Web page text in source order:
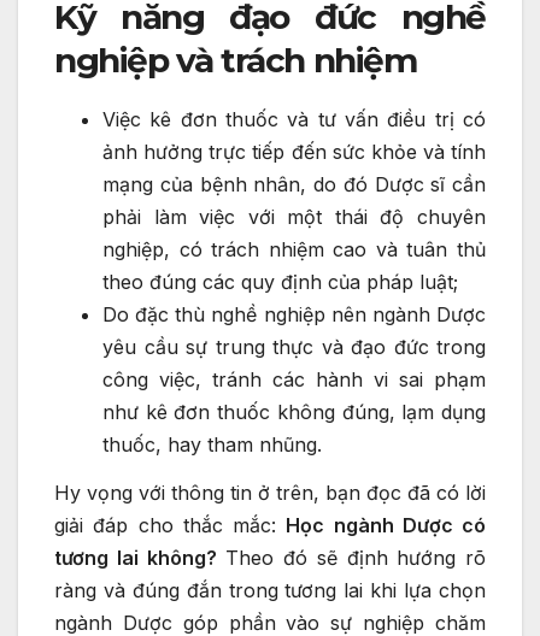
Kỹ năng đạo đức nghề
nghiệp và trách nhiệm
Việc kê đơn thuốc và tư vấn điều trị có
ảnh hưởng trực tiếp đến sức khỏe và tính
mạng của bệnh nhân, do đó Dược sĩ cần
phải làm việc với một thái độ chuyên
nghiệp, có trách nhiệm cao và tuân thủ
theo đúng các quy định của pháp luật;
Do đặc thù nghề nghiệp nên ngành Dược
yêu cầu sự trung thực và đạo đức trong
công việc, tránh các hành vi sai phạm
như kê đơn thuốc không đúng, lạm dụng
thuốc, hay tham nhũng.
Hy vọng với thông tin ở trên, bạn đọc đã có lời
giải đáp cho thắc mắc: Học ngành Dược có
tương lai không? Theo đó sẽ định hướng rõ
ràng và đúng đắn trong tương lai khi lựa chọn
ngành Dược góp phần vào sự nghiệp chăm